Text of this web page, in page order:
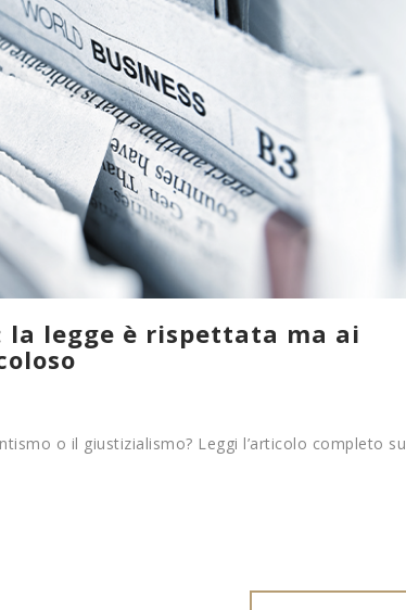
la legge è rispettata ma ai
o il giustizialismo? Leggi l’articolo completo su